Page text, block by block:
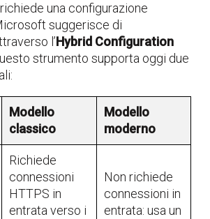
una configurazione
suggerisce di
l’Hybrid Configuration
strumento supporta oggi due
Modello
classico
Modello
moderno
Richiede
connessioni
HTTPS in
entrata verso i
Non richiede
connessioni in
entrata: usa un